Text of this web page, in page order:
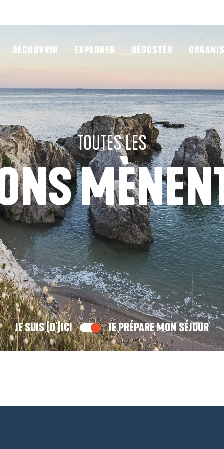
DÉCOUVRIR EXPLORER DÉGUSTER
TOUTES LES
JE SUIS (D')ICI JE PRÉPARE MON SÉJOUR